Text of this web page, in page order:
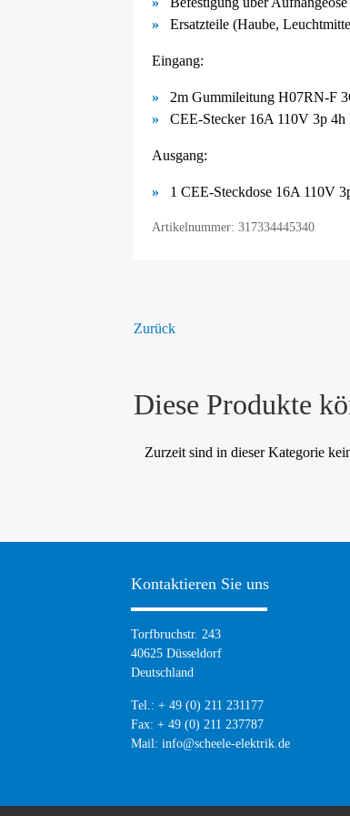
Ersatzteile (Haube,
Eingang:
2m Gummileitung H07RN-F
CEE-Stecker 16A 110V 3p 4h
Ausgang:
1 CEE-Steckdose 16A 110V
Artikelnummer: 317334445340
Zurück
Diese Produkte
Zurzeit sind in dieser Kategorie
Kontaktieren Sie uns
Torfbruchstr. 243
40625 Düsseldorf
Deutschland
Tel.: + 49 (0) 211 231177
Fax: + 49 (0) 211 237787
Mail: info@scheele-elektrik.de